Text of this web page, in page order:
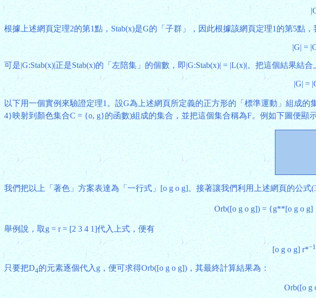
根據上述網頁定理2的第1點，Stab(x)是G的「子群」，因此根據該網頁定理1的第5點
|G| =
可是|G:Stab(x)|正是Stab(x)的「左陪集」的個數，即|G:Stab(x)| = |L(x)|。把這個結果結
|G| =
以下用一個實例來驗證定理1。設G為上述網頁所定義的正方形的「標準運動」組成的
4}映射到顏色集合C = {o, g}的函數)組成的集合，並把這個集合稱為F。例如下圖便顯
我們把以上「著色」方案表達為「一行式」[o g o g]。接著讓我們利用上述網頁的公式
Orb([o g o g]) = {g**[o g o
舉例說，取g = r = [2 3 4 1]代入上式，便有
[o g o g] r*−1
只要把D4的元素逐個代入g，便可求得Orb([o g o g])，其最終計算結果為：
Orb([o g